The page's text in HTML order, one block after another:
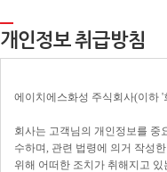
개인정보 취급방침